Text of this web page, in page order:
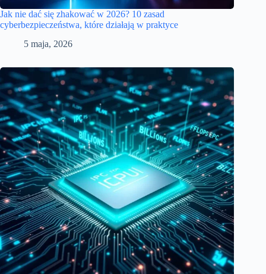
Jak nie dać się zhakować w 2026? 10 zasad
cyberbezpieczeństwa, które działają w praktyce
5 maja, 2026